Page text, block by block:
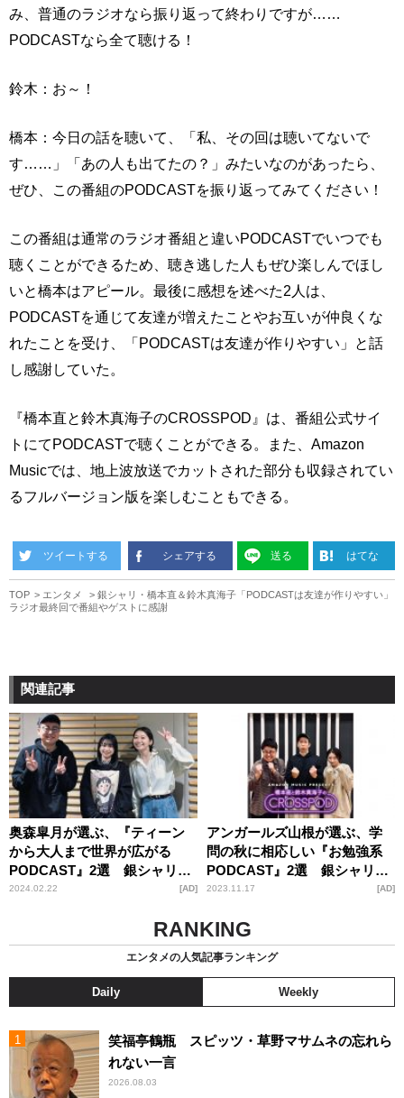
み、普通のラジオなら振り返って終わりですが……
PODCASTなら全て聴ける！
鈴木：お～！
橋本：今日の話を聴いて、「私、その回は聴いてないで
す……」「あの人も出てたの？」みたいなのがあったら、
ぜひ、この番組のPODCASTを振り返ってみてください！
この番組は通常のラジオ番組と違いPODCASTでいつでも
聴くことができるため、聴き逃した人もぜひ楽しんでほし
いと橋本はアピール。最後に感想を述べた2人は、
PODCASTを通じて友達が増えたことやお互いが仲良くな
れたことを受け、「PODCASTは友達が作りやすい」と話
し感謝していた。
『橋本直と鈴木真海子のCROSSPOD』は、番組公式サイ
トにてPODCASTで聴くことができる。また、Amazon
Musicでは、地上波放送でカットされた部分も収録されてい
るフルバージョン版を楽しむこともできる。
ツイートする シェアする 送る はてな
TOP エンタメ
銀シャリ・橋本直＆鈴木真海子「PODCASTは友達が作りやすい」
ラジオ最終回で番組やゲストに感謝
関連記事
奥森皐月が選ぶ、『ティーン
から大人まで世界が広がる
PODCAST』2選 銀シャリ橋
本＆鈴木真海子も共感「考え
2024.02.22 AD
アンガールズ山根が選ぶ、学
問の秋に相応しい『お勉強系
PODCAST』2選 銀シャリ橋
本＆鈴木真海子も納得「すご
2023.11.17 AD
RANKING
エンタメの人気記事ランキング
Daily Weekly
笑福亭鶴瓶 スピッツ・草野マサムネの忘れら
れない一言
2026.08.03